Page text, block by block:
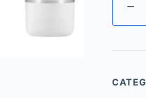
COLLIN
–
療